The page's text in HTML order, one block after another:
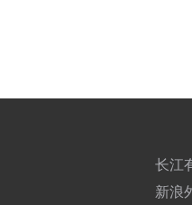
长江
新浪